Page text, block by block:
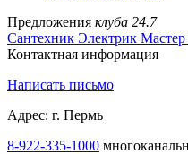
Предложения клуба 24.7
Сантехник Электрик Мастер
Контактная информация
Написать письмо
Адрес: г. Пермь
8-922-335-1000